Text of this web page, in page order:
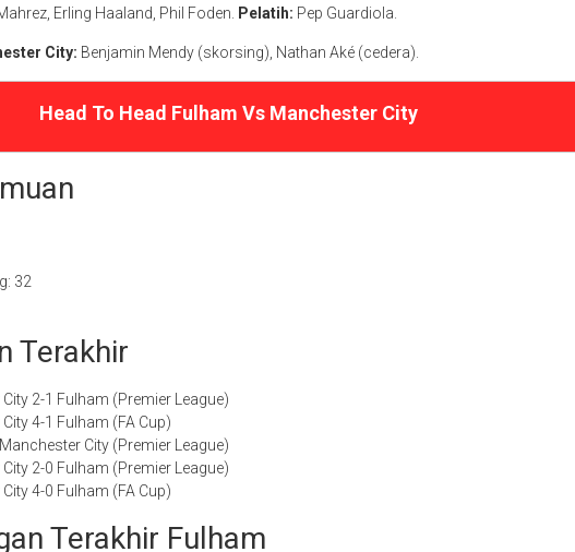
Erling Haaland, Phil Foden.
Pelatih: Pep Guardiola.
City: Benjamin Mendy (skorsing), Nathan Aké (cedera).
Head To Head Fulham Vs Manchester City
32
Terakhir
2-1 Fulham (Premier League)
4-1 Fulham (FA Cup)
City (Premier League)
2-0 Fulham (Premier League)
4-0 Fulham (FA Cup)
Terakhir Fulham